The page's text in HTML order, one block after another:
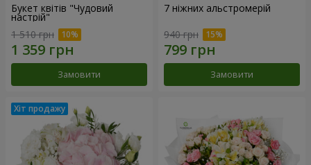
Букет квітів "Чудовий
настрій"
1 510 грн
Замовити
7 ніжних альстромерій
940 грн
Замовити